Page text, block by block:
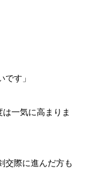
す」
一気に高まりま
交際に進んだ方も